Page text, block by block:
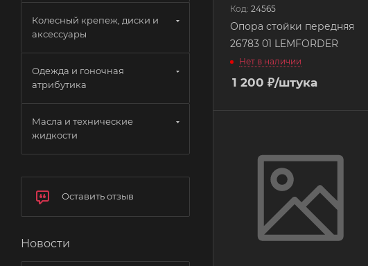
Код: 24565
Опора стойки передняя
26783 01 LEMFORDER
Нет в наличии
1 200 ₽/штука
Колесный крепеж, диски и
аксессуары
Одежда и гоночная
атрибутика
Масла и технические
жидкости
Оставить отзыв
Новости